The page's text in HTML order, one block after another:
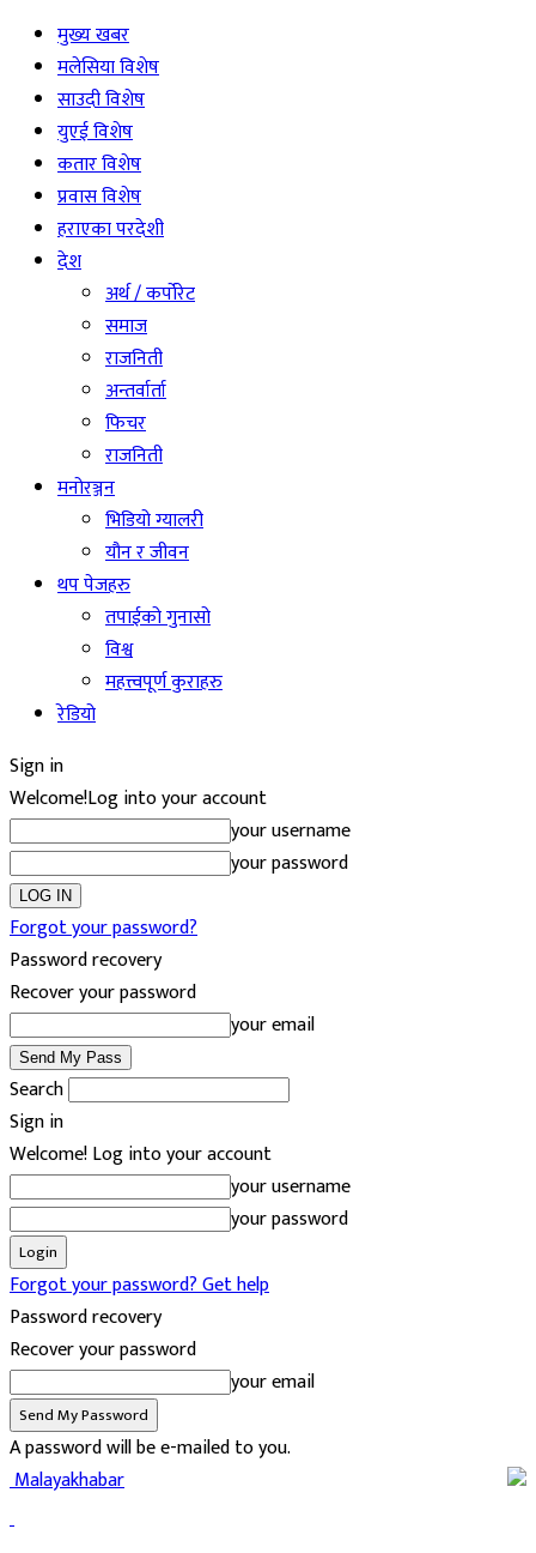
मुख्य खबर
मलेसिया विशेष
साउदी विशेष
युएई विशेष
कतार विशेष
प्रवास विशेष
हराएका परदेशी
देश
अर्थ / कर्पोरेट
समाज
राजनिती
अन्तर्वार्ता
फिचर
राजनिती
मनोरञ्जन
भिडियो ग्यालरी
यौन र जीवन
थप पेजहरु
तपाईको गुनासो
विश्व
महत्त्वपूर्ण कुराहरु
रेडियो
Sign in
Welcome!Log into your account
your username
your password
Forgot your password?
Password recovery
Recover your password
your email
Search
Sign in
Welcome! Log into your account
your username
your password
Forgot your password? Get help
Password recovery
Recover your password
your email
A password will be e-mailed to you.
Malayakhabar